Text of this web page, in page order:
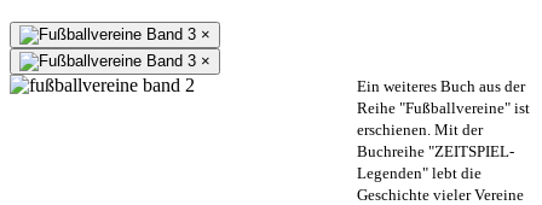
×
×
Ein weiteres Buch aus der
Reihe "Fußballvereine" ist
erschienen. Mit der
Buchreihe "ZEITSPIEL-
Legenden" lebt die
Geschichte vieler Vereine